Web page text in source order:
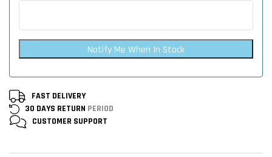
Notify Me When In Stock
FAST DELIVERY
30 DAYS RETURN PERIOD
CUSTOMER SUPPORT